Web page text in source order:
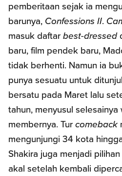
pemberitaan sejak ia
barunya, Confessions II.
masuk daftarbest-dressed
baru, film pendek baru,
tidak berhenti. Namun ia
punya sesuatu untuk
bersatu pada Maret lalu
tahun, menyusul
membernya. Turcomeback
mengunjungi 34 kota
Shakira juga menjadi
akal setelah kembali